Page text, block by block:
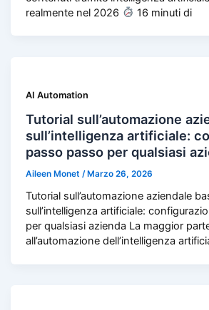
realmente nel 2026
16 minuti di
AI Automation
Tutorial sull’automazione
sull’intelligenza artificiale:
passo passo per qualsiasi
Aileen Monet/ Marzo 26, 2026
Tutorial sull’automazione aziendale
sull’intelligenza artificiale:
per qualsiasi azienda La maggior
all’automazione dell’intelligenza